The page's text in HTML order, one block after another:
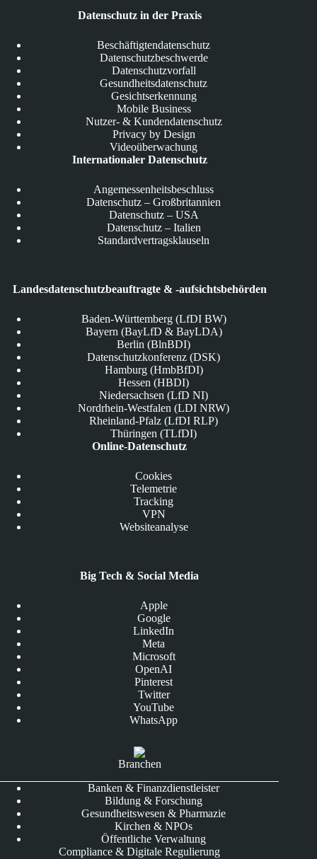
Datenschutz in der Praxis
Beschäftigtendatenschutz
Datenschutzbeschwerde
Datenschutzvorfall
Gesundheitsdatenschutz
Gesichtserkennung
Mobile Business
Nutzer- & Kundendatenschutz
Privacy by Design
Videoüberwachung
Internationaler Datenschutz
Angemessenheitsbeschluss
Datenschutz – Großbritannien
Datenschutz – USA
Datenschutz – Italien
Standardvertragsklauseln
Landesdatenschutzbeauftragte & -aufsichtsbehörden
Baden-Württemberg (LfDI BW)
Bayern (BayLfD & BayLDA)
Berlin (BlnBDI)
Datenschutzkonferenz (DSK)
Hamburg (HmbBfDI)
Hessen (HBDI)
Niedersachsen (LfD NI)
Nordrhein-Westfalen (LDI NRW)
Rheinland-Pfalz (LfDI RLP)
Thüringen (TLfDI)
Online-Datenschutz
Cookies
Telemetrie
Tracking
VPN
Websiteanalyse
Big Tech & Social Media
Apple
Google
LinkedIn
Meta
Microsoft
OpenAI
Pinterest
Twitter
YouTube
WhatsApp
Branchen
Banken & Finanzdienstleister
Bildung & Forschung
Gesundheitswesen & Pharmazie
Kirchen & NPOs
Öffentliche Verwaltung
Compliance & Digitale Regulierung